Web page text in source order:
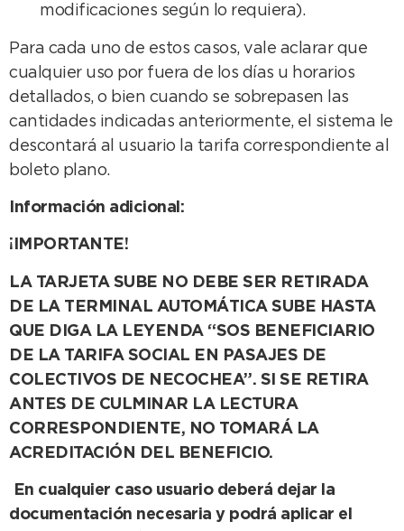
modificaciones según lo requiera).
Para cada uno de estos casos, vale aclarar que
cualquier uso por fuera de los días u horarios
detallados, o bien cuando se sobrepasen las
cantidades indicadas anteriormente, el sistema le
descontará al usuario la tarifa correspondiente al
boleto plano.
Información adicional:
¡IMPORTANTE!
LA TARJETA SUBE NO DEBE SER RETIRADA
DE LA TERMINAL AUTOMÁTICA SUBE HASTA
QUE DIGA LA LEYENDA “SOS BENEFICIARIO
DE LA TARIFA SOCIAL EN PASAJES DE
COLECTIVOS DE NECOCHEA”. SI SE RETIRA
ANTES DE CULMINAR LA LECTURA
CORRESPONDIENTE, NO TOMARÁ LA
ACREDITACIÓN DEL BENEFICIO.
En cualquier caso usuario deberá dejar la
documentación necesaria y podrá aplicar el